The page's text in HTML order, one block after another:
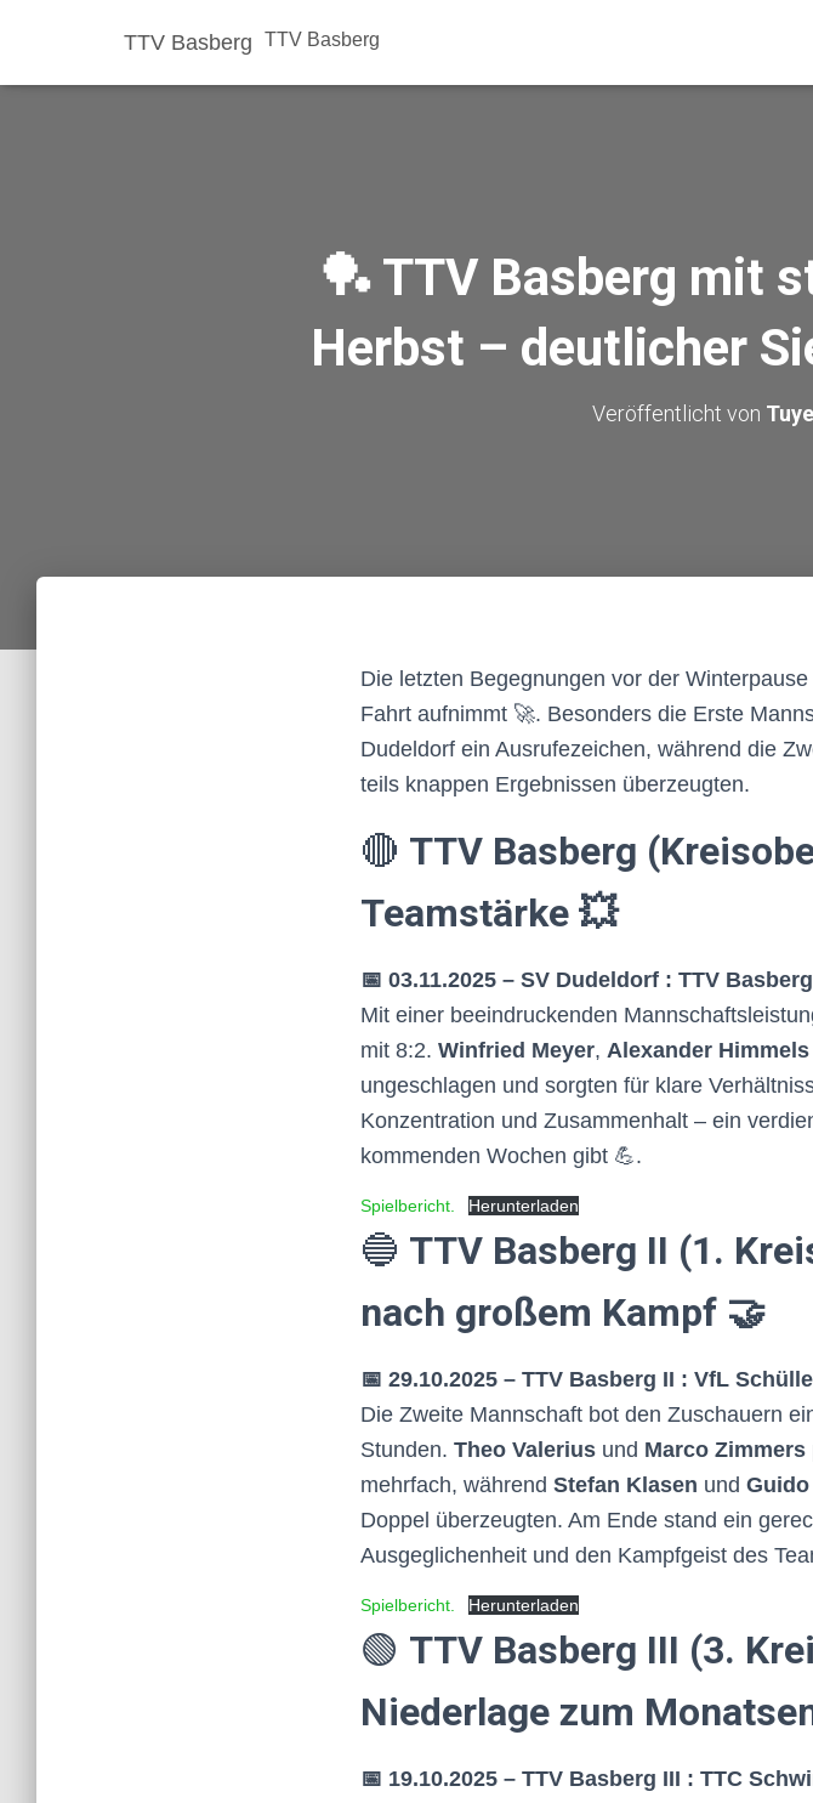
TTV Basberg TTV Basberg
🏓 TTV Basberg mit
Herbst – deutlicher
Veröffentlicht von
Die letzten Begegnungen vor der
Fahrt aufnimmt 🚀. Besonders die Erste
Dudeldorf ein Ausrufezeichen, während die
teils knappen Ergebnissen überzeugten.
🔴 TTV Basberg
Teamstärke 💥
📅 03.11.2025 – SV Dudeldorf : TTV
Mit einer beeindruckenden
mit 8:2. Winfried Meyer, Alexander Himmels
ungeschlagen und sorgten für klare
Konzentration und Zusammenhalt – ein
kommenden Wochen gibt 💪.
Spielbericht. Herunterladen
🔵 TTV Basberg II (1.
nach großem Kampf 🤝
📅 29.10.2025 – TTV Basberg II : VfL
Die Zweite Mannschaft bot den Zuschauern
Stunden. Theo Valerius und Marco Zimmers
mehrfach, während Stefan Klasen und
Doppel überzeugten. Am Ende stand ein
Ausgeglichenheit und den Kampfgeist des
Spielbericht. Herunterladen
🟢 TTV Basberg III (3.
Niederlage zum
📅 19.10.2025 – TTV Basberg III : TTC